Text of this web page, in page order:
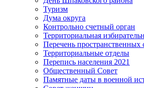
Туризм
Дума округа
Контрольно счетный орган
Территориальная
Перечень пространственных
Территориальные отделы
Перепись населения 2021
Общественный Совет
Памятные даты в военной